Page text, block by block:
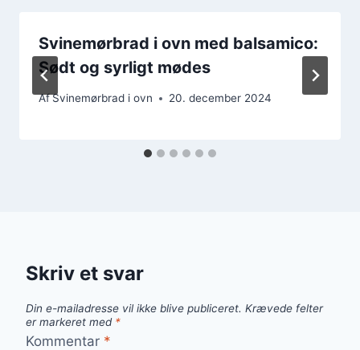
Svinemørbrad i ovn med balsamico:
Sødt og syrligt mødes
AfSvinemørbrad i ovn 20. december 2024
Skriv et svar
Din e-mailadresse vil ikke blive publiceret. Krævede felter
er markeret med *
Kommentar *